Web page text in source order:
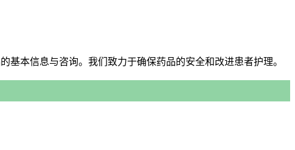
本信息与咨询。我们致力于确保药品的安全和改进患者护理。